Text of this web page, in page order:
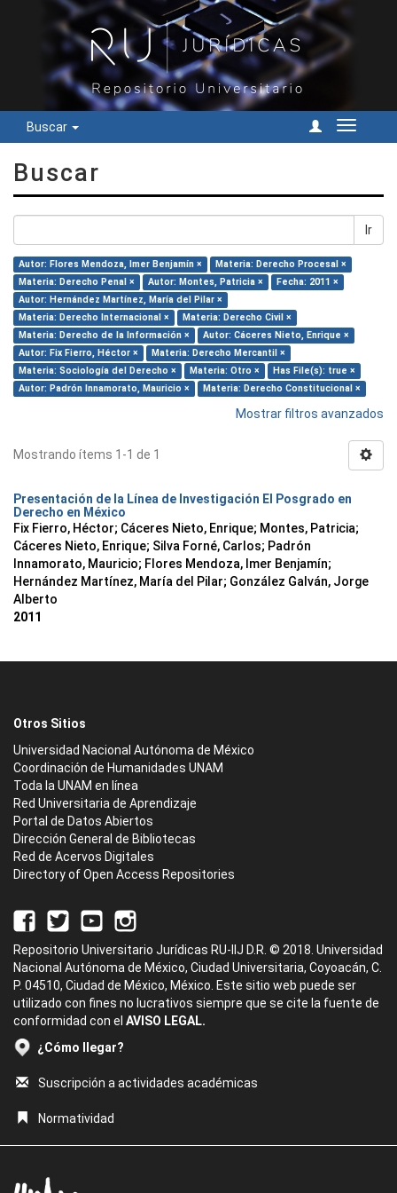
Buscar
Cambiar
Buscar
Ir
Autor: Flores Mendoza, Imer Benjamín ×
Materia: Derecho Procesal ×
Materia: Derecho Penal ×
Autor: Montes, Patricia ×
Fecha: 2011 ×
Autor: Hernández Martínez, María del Pilar ×
Materia: Derecho Internacional ×
Materia: Derecho Civil ×
Materia: Derecho de la Información ×
Autor: Cáceres Nieto, Enrique ×
Autor: Fix Fierro, Héctor ×
Materia: Derecho Mercantil ×
Materia: Sociología del Derecho ×
Materia: Otro ×
Has File(s): true ×
Autor: Padrón Innamorato, Mauricio ×
Materia: Derecho Constitucional ×
Mostrar filtros avanzados
Mostrando ítems 1-1 de 1
Presentación de la Línea de Investigación El Posgrado en
Derecho en México
Fix Fierro, Héctor; Cáceres Nieto, Enrique; Montes, Patricia;
Cáceres Nieto, Enrique; Silva Forné, Carlos; Padrón
Innamorato, Mauricio; Flores Mendoza, Imer Benjamín;
Hernández Martínez, María del Pilar; González Galván, Jorge
Alberto
2011
Otros Sitios
Universidad Nacional Autónoma de México
Coordinación de Humanidades UNAM
Toda la UNAM en línea
Red Universitaria de Aprendizaje
Portal de Datos Abiertos
Dirección General de Bibliotecas
Red de Acervos Digitales
Directory of Open Access Repositories
Repositorio Universitario Jurídicas RU-IIJ D.R. © 2018. Universidad
Nacional Autónoma de México, Ciudad Universitaria, Coyoacán, C.
P. 04510, Ciudad de México, México. Este sitio web puede ser
utilizado con fines no lucrativos siempre que se cite la fuente de
conformidad con el AVISO LEGAL.
¿Cómo llegar?
Suscripción a actividades académicas
Normatividad